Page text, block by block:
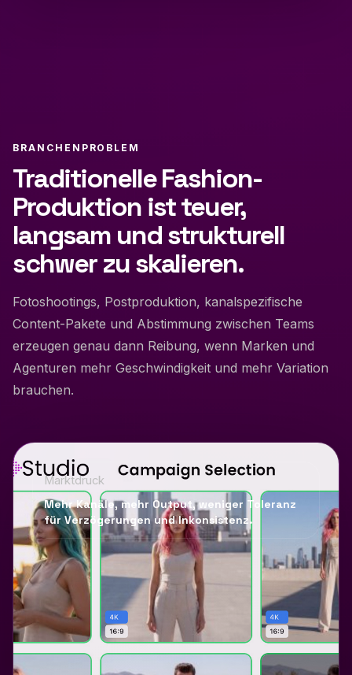
BRANCHENPROBLEM
Traditionelle Fashion-
Produktion ist teuer,
langsam und strukturell
schwer zu skalieren.
Fotoshootings, Postproduktion, kanalspezifische
Content-Pakete und Abstimmung zwischen Teams
erzeugen genau dann Reibung, wenn Marken und
Agenturen mehr Geschwindigkeit und mehr Variation
brauchen.
Marktdruck
Mehr Kanäle, mehr Output, weniger Toleranz
für Verzögerungen und Inkonsistenz.